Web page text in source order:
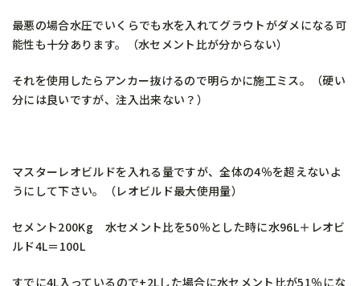
最悪の場合水圧でいくらでも水を入れてグラウトがダメになる可
能性も十分あります。（水セメント比が分からない）
それを使用したらアンカー抜けるので明らかに施工ミス。（硬い
分には良いですが、注入出来ない？）
マスターレオビルドを入れる量ですが、全体の4％を超えないよ
うにして下さい。（レオビルド最大使用量）
セメント200Kg 水セメント比を50％とした時に水96L＋レオビ
ルド4L＝100L
すでに4L入っているので+2Lした場合に水セメント比が51％にな